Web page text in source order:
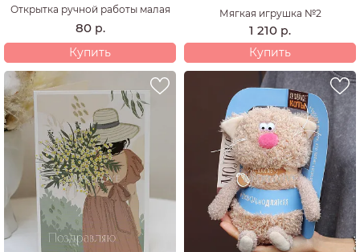
Открытка ручной работы малая
80 р.
Купить
Мягкая игрушка №2
1 210 р.
Купить